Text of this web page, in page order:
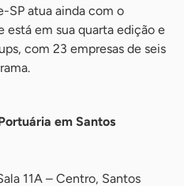
SP atua ainda com o
está em sua quarta edição e
com 23 empresas de seis
em Santos
11A – Centro, Santos